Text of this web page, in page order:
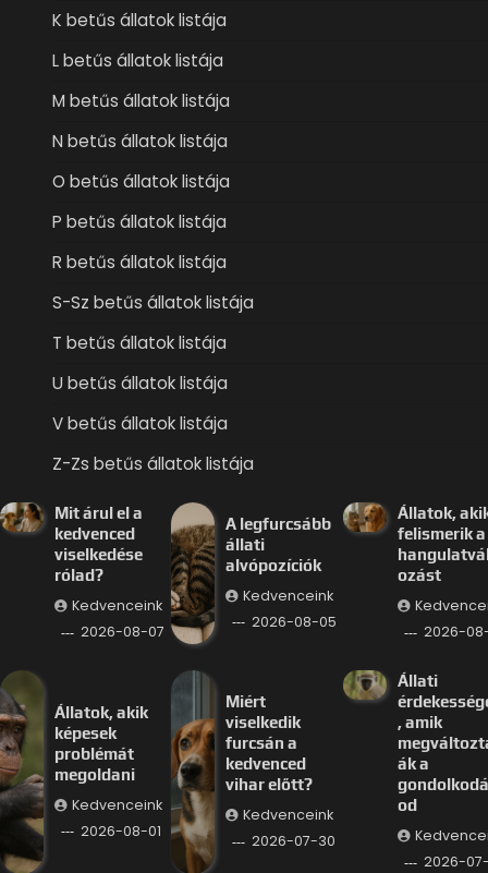
K betűs állatok listája
L betűs állatok listája
M betűs állatok listája
N betűs állatok listája
O betűs állatok listája
P betűs állatok listája
R betűs állatok listája
S-Sz betűs állatok listája
T betűs állatok listája
U betűs állatok listája
V betűs állatok listája
Z-Zs betűs állatok listája
Mit árul el a
kedvenced
viselkedése
rólad?
Kedvenceink
2026-08-07
A legfurcsább
állati
alvópozíciók
Kedvenceink
2026-08-05
Állatok,
felismerik a
ozást
2026-
Állatok, akik
képesek
problémát
megoldani
Kedvenceink
2026-08-01
Miért
viselkedik
furcsán a
kedvenced
vihar előtt?
Kedvenceink
2026-07-30
Állati
, amik
ák a
od
2026-